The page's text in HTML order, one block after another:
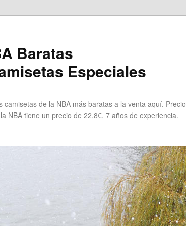
Baratas
Especiales
de la NBA más baratas a la venta aquí. Precio
NBA tiene un precio de 22,8€, 7 años de experiencia.